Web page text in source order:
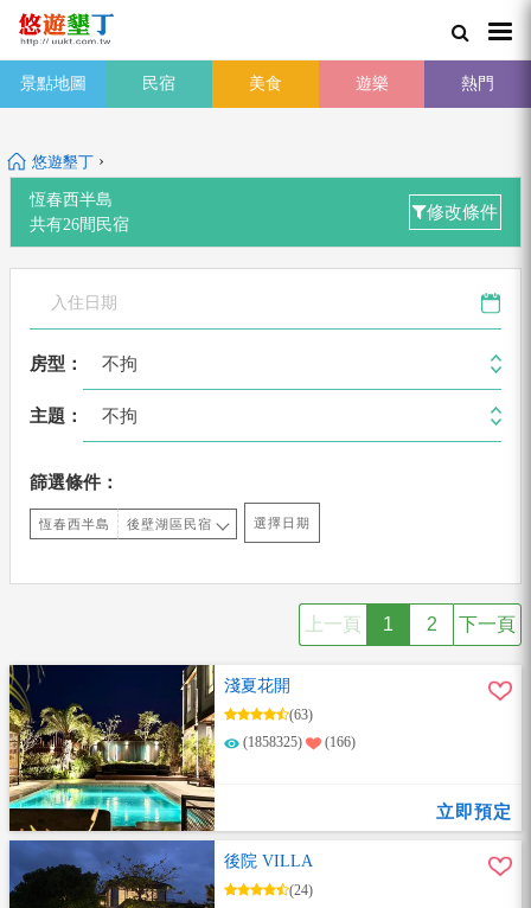
景點地圖 民宿 美食 遊樂 熱門
悠遊墾丁 ›
恆春西半島
共有26間 民宿
修改條件
房型： 不拘
主題： 不拘
篩選條件：
恆春西半島 後壁湖區民宿 選擇日期
上一頁 1 2 下一頁
淺夏花開
(63)
(1858325)
(166)
立即預定
後院 VILLA
(24)